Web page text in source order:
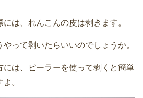
は、れんこんの皮は剥きます。
って剥いたらいいのでしょうか。
には、ピーラーを使って剥くと簡単
。